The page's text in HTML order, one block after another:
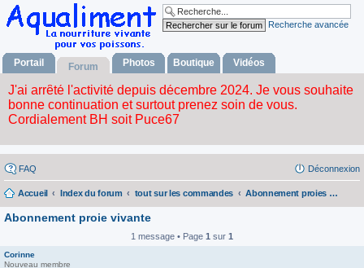
Recherche avancée
Portail Forum Photos Boutique Vidéos
FAQ Déconnexion
Accueil Index du forum tout sur les commandes Abonnement proies pour la France
Abonnement proie vivante
1 message • Page 1 sur 1
Corinne
Nouveau membre